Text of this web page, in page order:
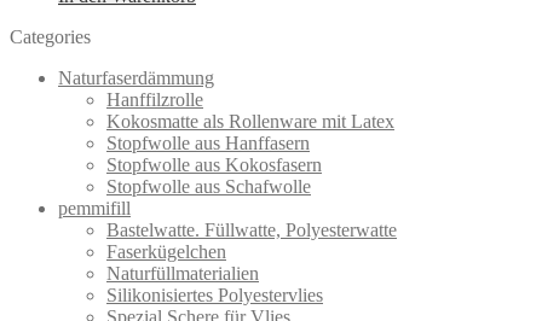
Categories
Naturfaserdämmung
Hanffilzrolle
Kokosmatte als Rollenware mit Latex
Stopfwolle aus Hanffasern
Stopfwolle aus Kokosfasern
Stopfwolle aus Schafwolle
pemmifill
Bastelwatte. Füllwatte, Polyesterwatte
Faserkügelchen
Naturfüllmaterialien
Silikonisiertes Polyestervlies
Spezial Schere für Vlies